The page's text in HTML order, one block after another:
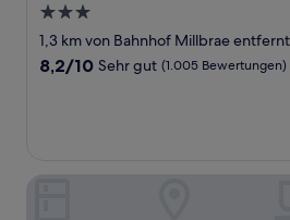
3.0-
Sterne-
Unterkunft
1,3 km von Bahnhof Millbrae entfernt
8.2
Bewertungen)
8,2/10 Sehr gut (1.005 Bewertungen)
Holiday Inn Express San